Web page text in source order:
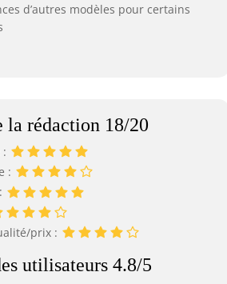
d’autres modèles pour certains
la rédaction 18/20
:
:
prix :
utilisateurs 4.8/5